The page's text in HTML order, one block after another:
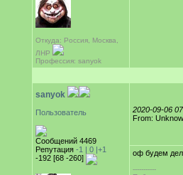
Откуда: Россия, Москва,
ЛНР
Профессия: sanyok
sanyok
Пользователь
Сообщений 4469
Репутация -1 | 0 |+1
-192 [68 -260]
2020-09-06
From:
оф будем
-----------